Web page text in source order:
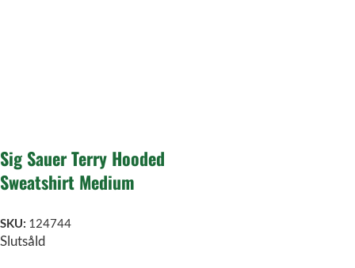
Sig Sauer Terry Hooded
Sweatshirt Medium
SKU: 124744
Slutsåld